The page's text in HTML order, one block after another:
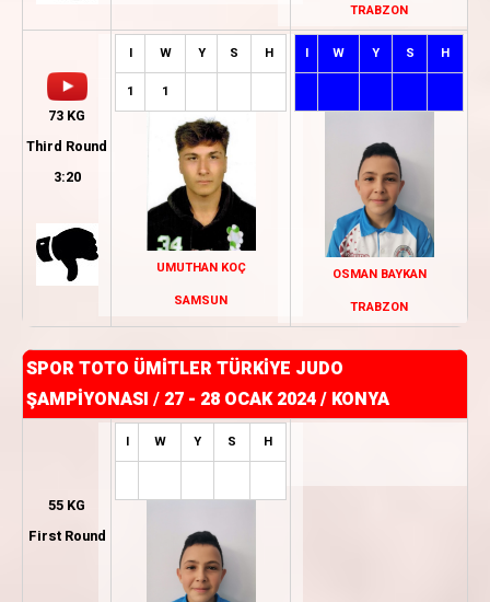
TRABZON
73 KG
Third Round
3:20
I W Y S H
1 1
UMUTHAN KOÇ
SAMSUN
I W Y S H
OSMAN BAYKAN
TRABZON
SPOR TOTO ÜMİTLER TÜRKİYE JUDO
ŞAMPİYONASI / 27 - 28 OCAK 2024 / KONYA
55 KG
First Round
I W Y S H